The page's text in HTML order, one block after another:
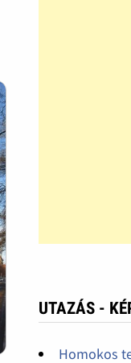
UTAZÁS -
Homokos